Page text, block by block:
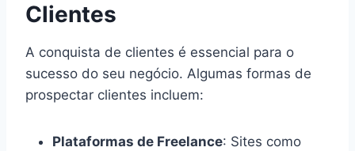
Clientes
A conquista de clientes é essencial para o
sucesso do seu negócio. Algumas formas de
prospectar clientes incluem:
Plataformas de Freelance: Sites como